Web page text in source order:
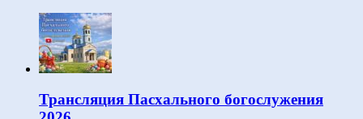
Трансляция Пасхального богослужения